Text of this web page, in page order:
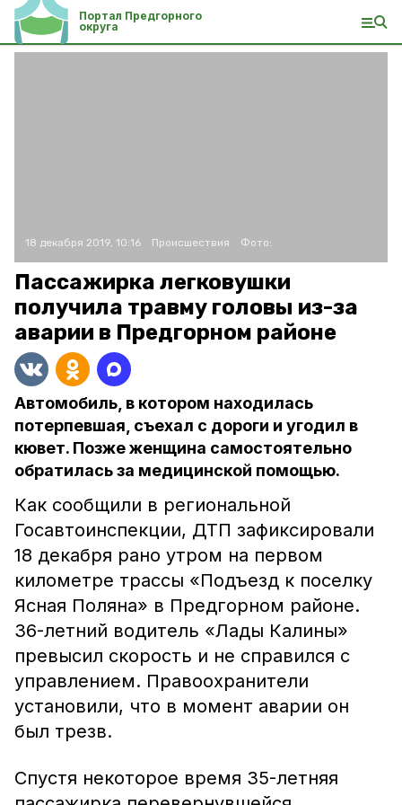
Портал Предгорного
округа
18 декабря 2019, 10:16 Происшествия Фото:
Пассажирка легковушки
получила травму головы из-за
аварии в Предгорном районе
Автомобиль, в котором находилась
потерпевшая, съехал с дороги и угодил в
кювет. Позже женщина самостоятельно
обратилась за медицинской помощью.
Как сообщили в региональной
Госавтоинспекции, ДТП зафиксировали
18 декабря рано утром на первом
километре трассы «Подъезд к поселку
Ясная Поляна» в Предгорном районе.
36-летний водитель «Лады Калины»
превысил скорость и не справился с
управлением. Правоохранители
установили, что в момент аварии он
был трезв.
Спустя некоторое время 35-летняя